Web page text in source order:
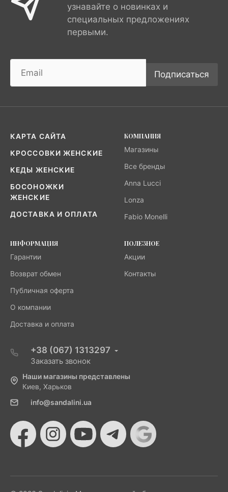
узнавайте о новинках и
специальных предложениях
первыми.
Подписаться
КАРТА САЙТА
КРОССОВКИ ЖЕНСКИЕ
КЕДЫ ЖЕНСКИЕ
БОСОНОЖКИ
ЖЕНСКИЕ
ДОСТАВКА И ОПЛАТА
КОМПАНИЯ
Магазины
Все бренды
Anna Lucci
Lonza
Fabio Monelli
ИНФОРМАЦИЯ
Гарантии
Возврат обмен
Публичная оферта
О компании
Доставка и оплата
ПОЛЕЗНОЕ
Акции
Контакты
+38 (067) 1313297
Заказать звонок
Наши магазины представлены
Киев, Харьков
info@sandalini.ua